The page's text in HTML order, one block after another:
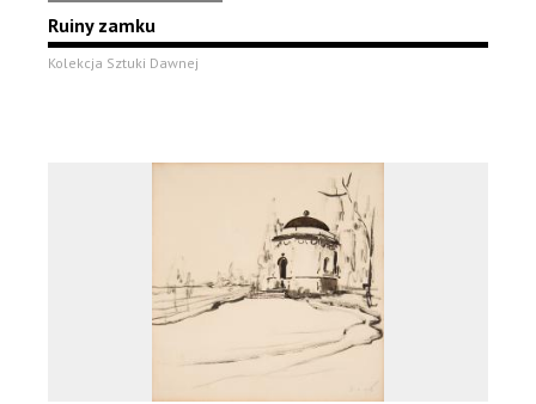
Ruiny zamku
Kolekcja Sztuki Dawnej